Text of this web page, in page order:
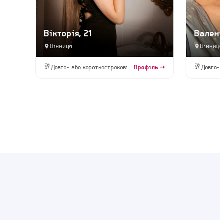
Вікторія, 21
Вінниця
🥂 Довго- або короткострокові Профіль → 🥂 Довго-